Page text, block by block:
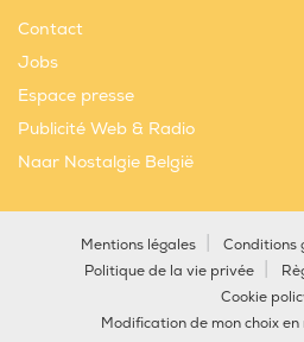
Contact
Jobs
Espace presse
Publicité Web & Radio
Naar Nostalgie België
Mentions légales
Conditions
Politique de la vie privée
Cookie
Modification de mon choix